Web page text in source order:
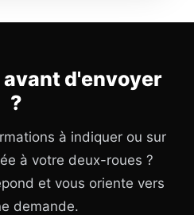
d'envoyer
?
à indiquer ou sur
à votre deux-roues ?
et vous oriente vers
demande.